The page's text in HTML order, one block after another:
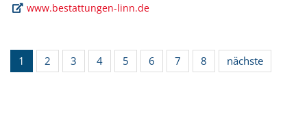
www.bestattungen-linn.de
1 2 3 4 5 6 7 8 nächste